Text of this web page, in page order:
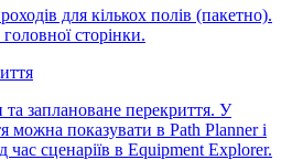
для кількох полів (пакетно).
сторінки.
та заплановане перекриття. У
можна показувати в Path Planner і
час сценаріїв в Equipment Explorer.